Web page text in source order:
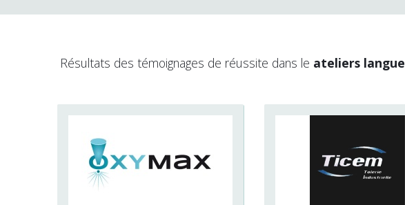
Résultats des témoignages de réussite dans le ateliers langue